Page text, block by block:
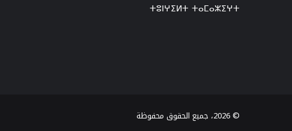
ⵜⵓⵏⵖⵉⵍⵜ ⵜⴰⵎⴰⵣⵉⵖⵜ
© 2026، جميع الحقوق محفوظة